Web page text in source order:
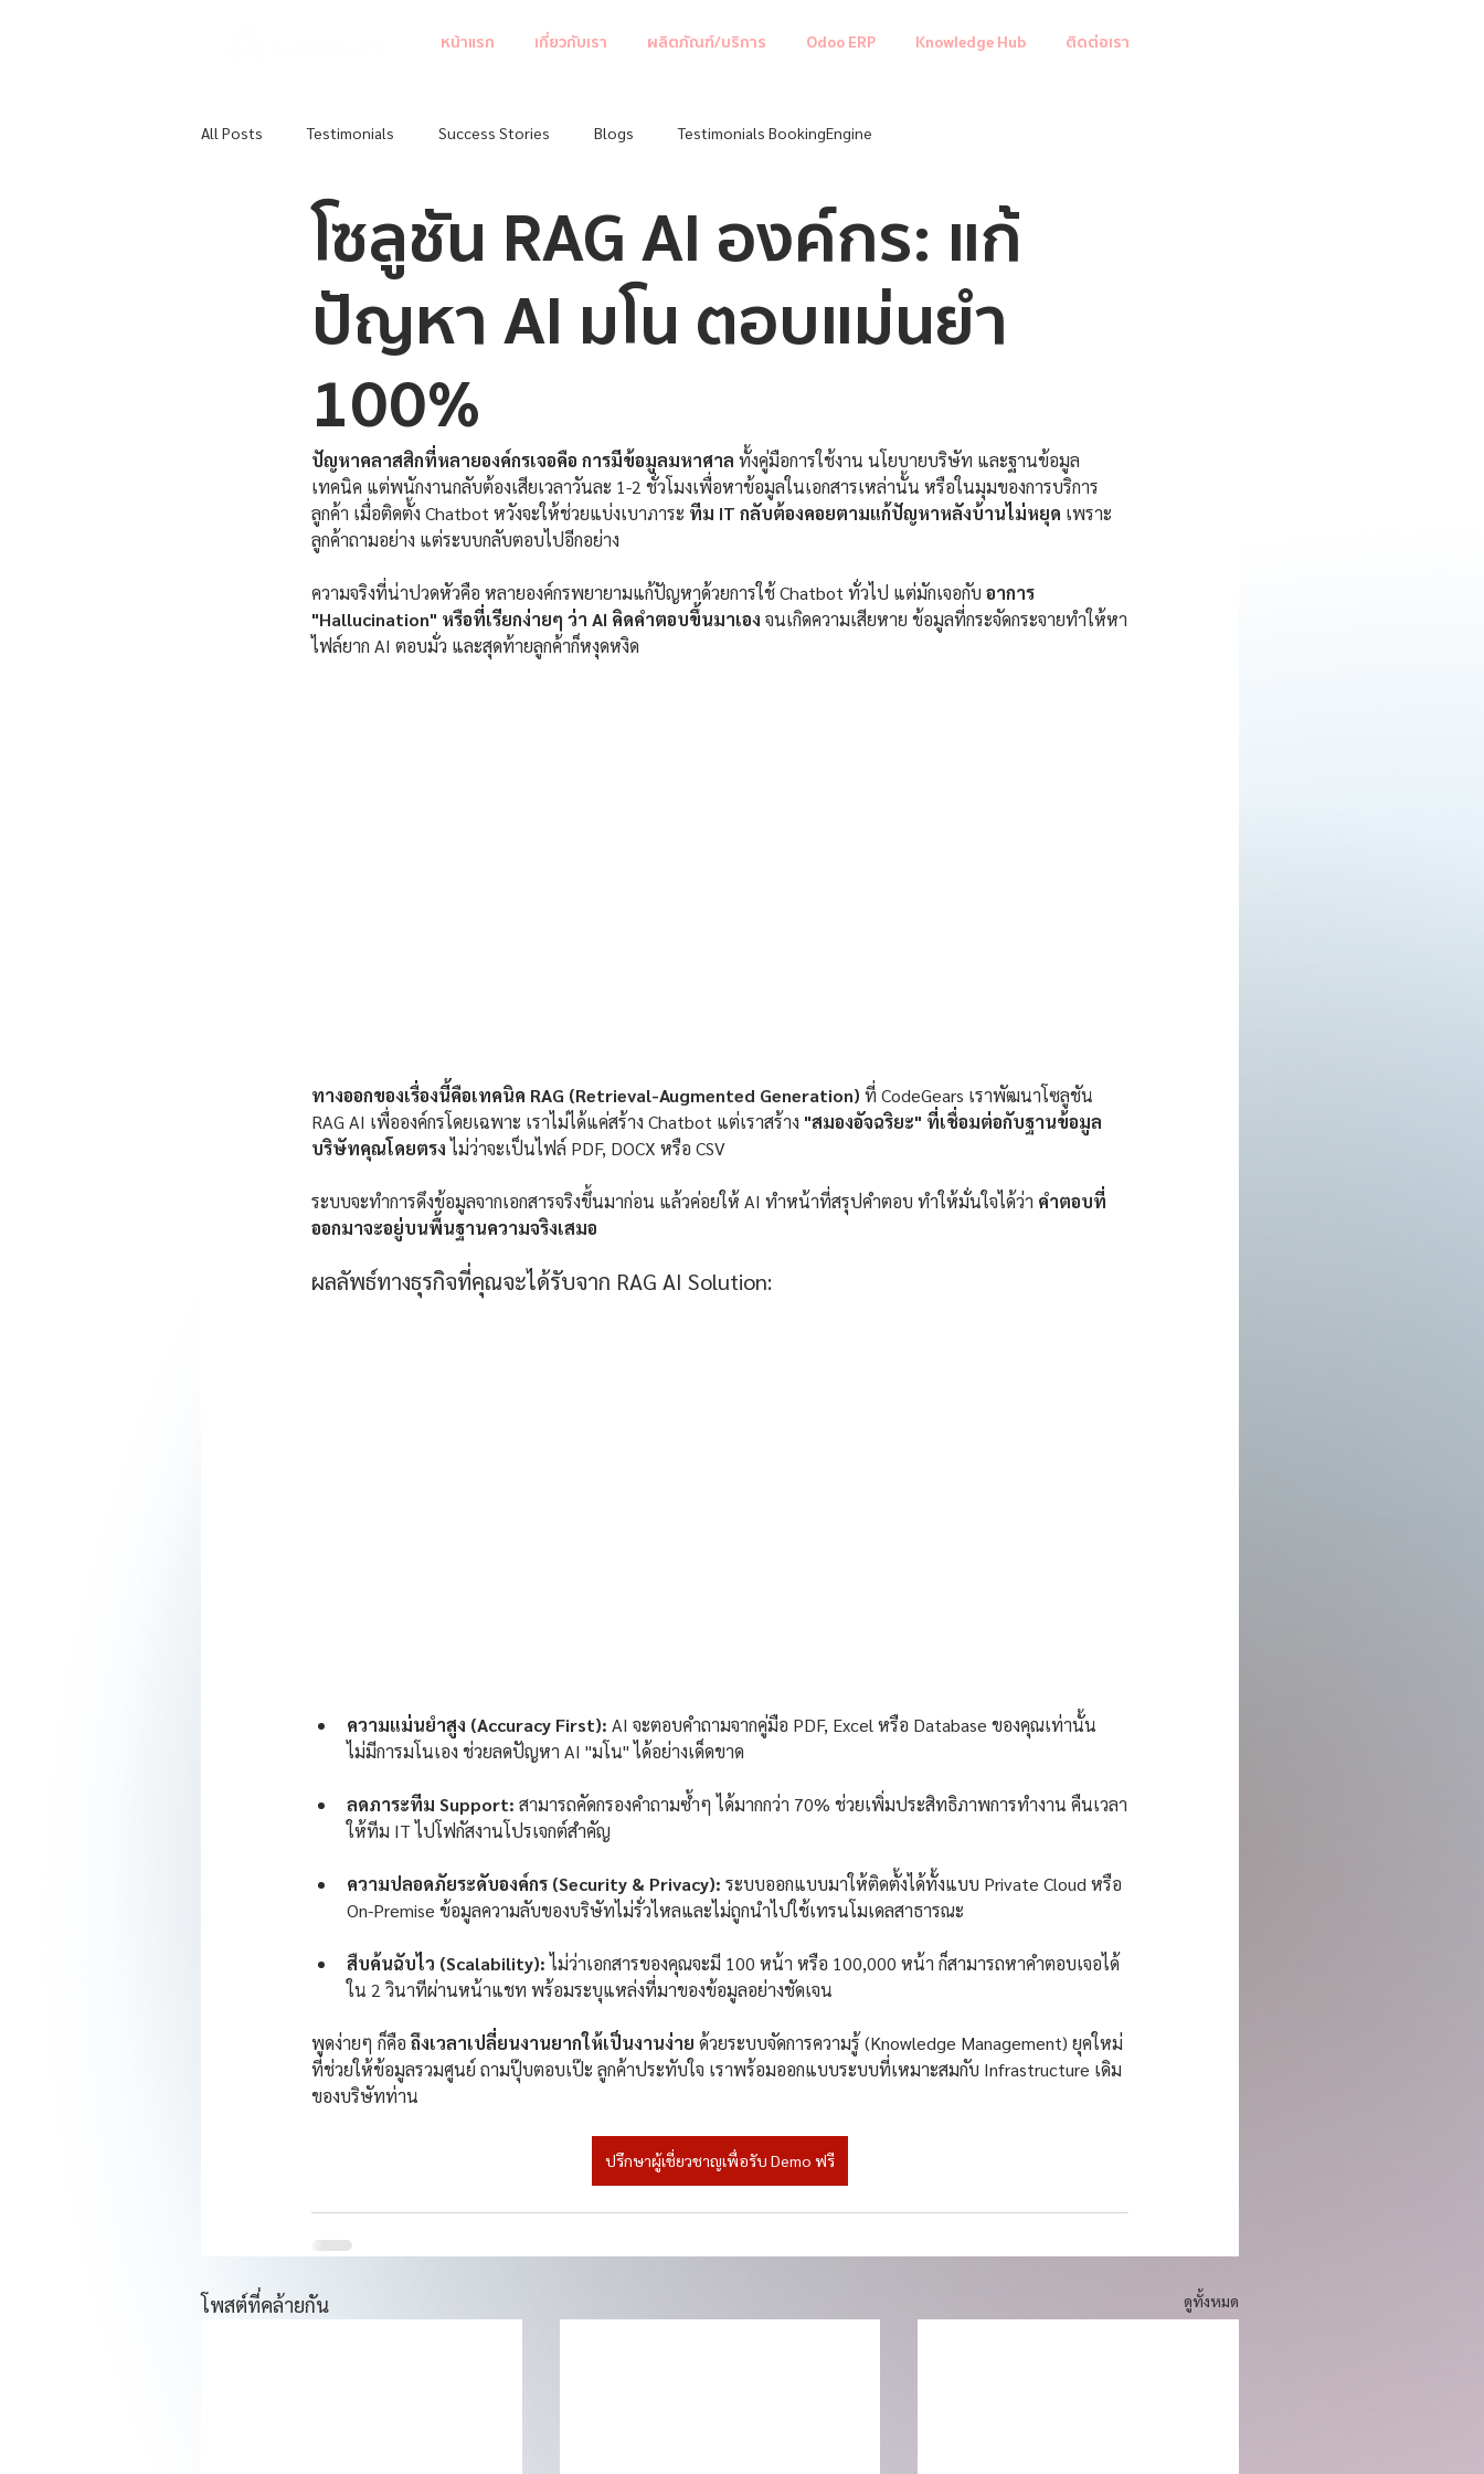
หน้าแรก เกี่ยวกับเรา ผลิตภัณฑ์/บริการ Odoo ERP Knowledge Hub ติดต่อเรา
All Posts Testimonials Success Stories Blogs Testimonials BookingEngine
โซลูชัน RAG AI องค์กร: แก้
ปัญหา AI มโน ตอบแม่นยำ
100%
ปัญหาคลาสสิกที่หลายองค์กรเจอคือ การมีข้อมูลมหาศาล ทั้งคู่มือการใช้งาน นโยบายบริษัท และฐานข้อมูล
เทคนิค แต่พนักงานกลับต้องเสียเวลาวันละ 1-2 ชั่วโมงเพื่อหาข้อมูลในเอกสารเหล่านั้น หรือในมุมของการบริการ
ลูกค้า เมื่อติดตั้ง Chatbot หวังจะให้ช่วยแบ่งเบาภาระ ทีม IT กลับต้องคอยตามแก้ปัญหาหลังบ้านไม่หยุด เพราะ
ลูกค้าถามอย่าง แต่ระบบกลับตอบไปอีกอย่าง
ความจริงที่น่าปวดหัวคือ หลายองค์กรพยายามแก้ปัญหาด้วยการใช้ Chatbot ทั่วไป แต่มักเจอกับ อาการ
"Hallucination" หรือที่เรียกง่ายๆ ว่า AI คิดคำตอบขึ้นมาเอง จนเกิดความเสียหาย ข้อมูลที่กระจัดกระจายทำให้หา
ไฟล์ยาก AI ตอบมั่ว และสุดท้ายลูกค้าก็หงุดหงิด
ทางออกของเรื่องนี้คือเทคนิค RAG (Retrieval-Augmented Generation) ที่ CodeGears เราพัฒนาโซลูชัน
RAG AI เพื่อองค์กรโดยเฉพาะ เราไม่ได้แค่สร้าง Chatbot แต่เราสร้าง "สมองอัจฉริยะ" ที่เชื่อมต่อกับฐานข้อมูล
บริษัทคุณโดยตรง ไม่ว่าจะเป็นไฟล์ PDF, DOCX หรือ CSV
ระบบจะทำการดึงข้อมูลจากเอกสารจริงขึ้นมาก่อน แล้วค่อยให้ AI ทำหน้าที่สรุปคำตอบ ทำให้มั่นใจได้ว่า คำตอบที่
ออกมาจะอยู่บนพื้นฐานความจริงเสมอ
ผลลัพธ์ทางธุรกิจที่คุณจะได้รับจาก RAG AI Solution:
ความแม่นยำสูง (Accuracy First): AI จะตอบคำถามจากคู่มือ PDF, Excel หรือ Database ของคุณเท่านั้น
ไม่มีการมโนเอง ช่วยลดปัญหา AI "มโน" ได้อย่างเด็ดขาด
ลดภาระทีม Support: สามารถคัดกรองคำถามซ้ำๆ ได้มากกว่า 70% ช่วยเพิ่มประสิทธิภาพการทำงาน คืนเวลา
ให้ทีม IT ไปโฟกัสงานโปรเจกต์สำคัญ
ความปลอดภัยระดับองค์กร (Security & Privacy): ระบบออกแบบมาให้ติดตั้งได้ทั้งแบบ Private Cloud หรือ
On-Premise ข้อมูลความลับของบริษัทไม่รั่วไหลและไม่ถูกนำไปใช้เทรนโมเดลสาธารณะ
สืบค้นฉับไว (Scalability): ไม่ว่าเอกสารของคุณจะมี 100 หน้า หรือ 100,000 หน้า ก็สามารถหาคำตอบเจอได้
ใน 2 วินาทีผ่านหน้าแชท พร้อมระบุแหล่งที่มาของข้อมูลอย่างชัดเจน
พูดง่ายๆ ก็คือ ถึงเวลาเปลี่ยนงานยากให้เป็นงานง่าย ด้วยระบบจัดการความรู้ (Knowledge Management) ยุคใหม่
ที่ช่วยให้ข้อมูลรวมศูนย์ ถามปุ๊บตอบเป๊ะ ลูกค้าประทับใจ เราพร้อมออกแบบระบบที่เหมาะสมกับ Infrastructure เดิม
ของบริษัทท่าน
ปรึกษาผู้เชี่ยวชาญเพื่อรับ Demo ฟรี
โพสต์ที่คล้ายกัน ดูทั้งหมด